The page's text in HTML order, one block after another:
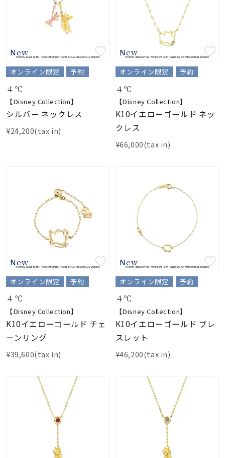
New
オンライン限定 予約
４℃
【Disney Collection】
シルバー ネックレス
¥24,200(tax in)
New
オンライン限定 予約
４℃
【Disney Collection】
K10イエローゴールド ネッ
クレス
¥66,000(tax in)
New
オンライン限定 予約
４℃
【Disney Collection】
K10イエローゴールド チェ
ーンリング
¥39,600(tax in)
New
オンライン限定 予約
４℃
【Disney Collection】
K10イエローゴールド ブレ
スレット
¥46,200(tax in)